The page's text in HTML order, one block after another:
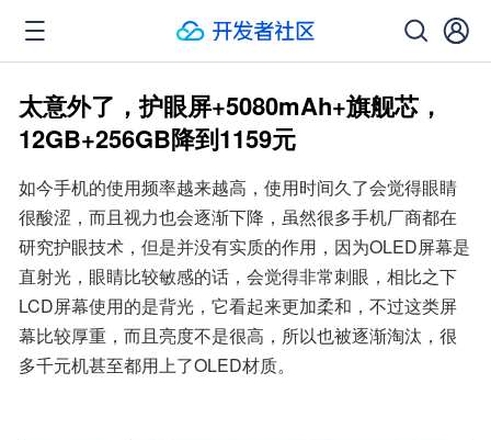
太意外了，护眼屏+5080mAh+旗舰芯，
12GB+256GB降到1159元
如今手机的使用频率越来越高，使用时间久了会觉得眼睛
很酸涩，而且视力也会逐渐下降，虽然很多手机厂商都在
研究护眼技术，但是并没有实质的作用，因为OLED屏幕是
直射光，眼睛比较敏感的话，会觉得非常刺眼，相比之下
LCD屏幕使用的是背光，它看起来更加柔和，不过这类屏
幕比较厚重，而且亮度不是很高，所以也被逐渐淘汰，很
多千元机甚至都用上了OLED材质。